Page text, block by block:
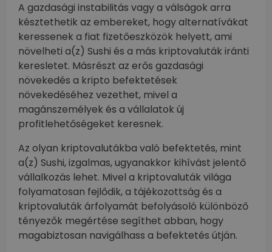
A gazdasági instabilitás vagy a válságok arra
késztethetik az embereket, hogy alternatívákat
keressenek a fiat fizetőeszközök helyett, ami
növelheti a(z) Sushi és a más kriptovaluták iránti
keresletet. Másrészt az erős gazdasági
növekedés a kripto befektetések
növekedéséhez vezethet, mivel a
magánszemélyek és a vállalatok új
profitlehetőségeket keresnek.
Az olyan kriptovalutákba való befektetés, mint
a(z) Sushi, izgalmas, ugyanakkor kihívást jelentő
vállalkozás lehet. Mivel a kriptovaluták világa
folyamatosan fejlődik, a tájékozottság és a
kriptovaluták árfolyamát befolyásoló különböző
tényezők megértése segíthet abban, hogy
magabiztosan navigálhass a befektetés útján.